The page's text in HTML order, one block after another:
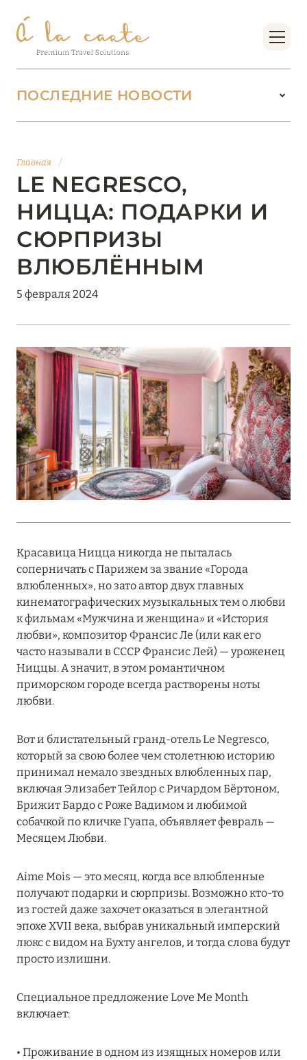
Главная /
LE NEGRESCO,
НИЦЦА: ПОДАРКИ И
СЮРПРИЗЫ
ВЛЮБЛЁННЫМ
5 февраля 2024
ПОСЛЕДНИЕ НОВОСТИ
БУТИК-КУРОРТЫ МАЛЬДИВСКИХ ОСТРОВОВ
01 июня 2026
JUMEIRAH OLHAHALI ISLAND MALDIVES: ВАШ
ОАЗИС ТЕПЛА И ИЗЫСКАННОСТИ
18 мая 2026
THE ST. REGIS MALDIVES VOMMULI:
МАНИФЕСТ ЭСТЕТИКИ В САМОМ СЕРДЦЕ
ОКЕАНА
Подробнее
27 апреля 2026
Подробнее
20 марта 2026
MARCH GRAND ESCAPE: ПРЕДЛОЖЕНИЕ ОТ Á
LA CARTE PREMIUM ПО ОТЕЛЮ WALDORF
ASTORIA MALDIVES ITHAAFUSHI, МАЛЬДИВЫ
Подробнее
12 ноября 2025
MANDARIN ORIENTAL JUMEIRA — SUITE
NOVEMBER
Подробнее
ЗАБРОНИРУЙТЕ FOUR SEASONS RESORT
DUBAI AT JUMEIRAH BEACH ПО ЛУЧШИМ
ЦЕНАМ
Подробнее
ATLANTIS THE PALM: НОВЫЙ ПАКЕТ
НАПИТКОВ ДЛЯ HB И FB
Красавица Ницца никогда не пыталась
соперничать с Парижем за звание «Города
влюбленных», но зато автор двух главных
кинематографических музыкальных тем о любви
к фильмам «Мужчина и женщина» и «История
любви», композитор Франсис Ле (или как его
часто называли в СССР Франсис Лей) — уроженец
Ниццы. А значит, в этом романтичном
приморском городе всегда растворены ноты
любви.
Вот и блистательный гранд-отель Le Negresco,
который за свою более чем столетнюю историю
принимал немало звездных влюбленных пар,
включая Элизабет Тейлор с Ричардом Бёртоном,
Брижит Бардо с Роже Вадимом и любимой
собачкой по кличке Гуапа, объявляет февраль —
Месяцем Любви.
Aime Mois — это месяц, когда все влюбленные
получают подарки и сюрпризы. Возможно кто-то
из гостей даже захочет оказаться в элегантной
эпохе XVII века, выбрав уникальный имперский
люкс с видом на Бухту ангелов, и тогда слова будут
просто излишни.
Специальное предложение Love Me Month
включает:
• Проживание в одном из изящных номеров или